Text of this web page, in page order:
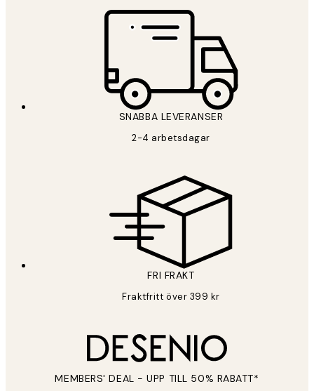
SNABBA LEVERANSER
2-4 arbetsdagar
FRI FRAKT
Fraktfritt över 399 kr
MEMBERS' DEAL - UPP TILL 50% RABATT*